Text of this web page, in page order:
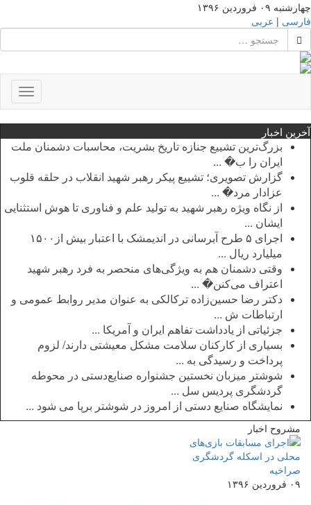
چهارشنبه ۰۹ فروردین ۱۳۹۶
فارسی | عربی
آخرین اخبار
بزرگ‌ترین تشییع جنازه تاریخ بشریت، محاسبات دشمنان ملت
ایران را ب� ...
گزارش تصویری؛ تشییع پیکر رهبر شهید انقلاب در حلقه قلوب
عزادار مرد� ...
از نگاه ویژه رهبر شهید به تولید علم و فناوری تا هوش استثنایی
ایشان ...
اجرای ۵ طرح آبرسانی در اندیمشک با اعتبار بیش از۱۵۰۰
میلیارد ریال ...
وقتی دشمنان هم به ویژگی‌های منحصر به فرد رهبر شهید
اعتراف می‌کنن� ...
دکتر رضا حسین‌زاده ترکالکی به عنوان مدیر روابط عمومی و
ارتباطات ش ...
جزئیاتی از یادداشت تفاهم ایران و آمریکا ...
بسیاری از کارکنان سلامت مشکل معیشتی دارند/ لزوم
پرداخت و رسیدگی به ...
شوشتر میزبان نخستین جشنواره صنایع‌دستی در محوطه
گردشگری پردیس سل ...
نمایشگاه صنایع دستی از امروز در شوشتر برپا می شود ...
مشروح اخبار
۰۹ فروردین ۱۳۹۶